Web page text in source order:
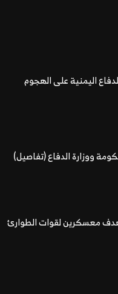
اليمنية على الهجوم
ووزارة الدفاع (تفاصيل)
استهدف معسكرين لقوات الطوارئ